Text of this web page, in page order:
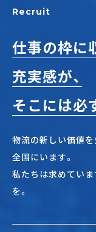
Recruit
仕事の枠に
充実感が、
そこには必
物流の新しい価値
全国にいます。
私たちは求めてい
を。